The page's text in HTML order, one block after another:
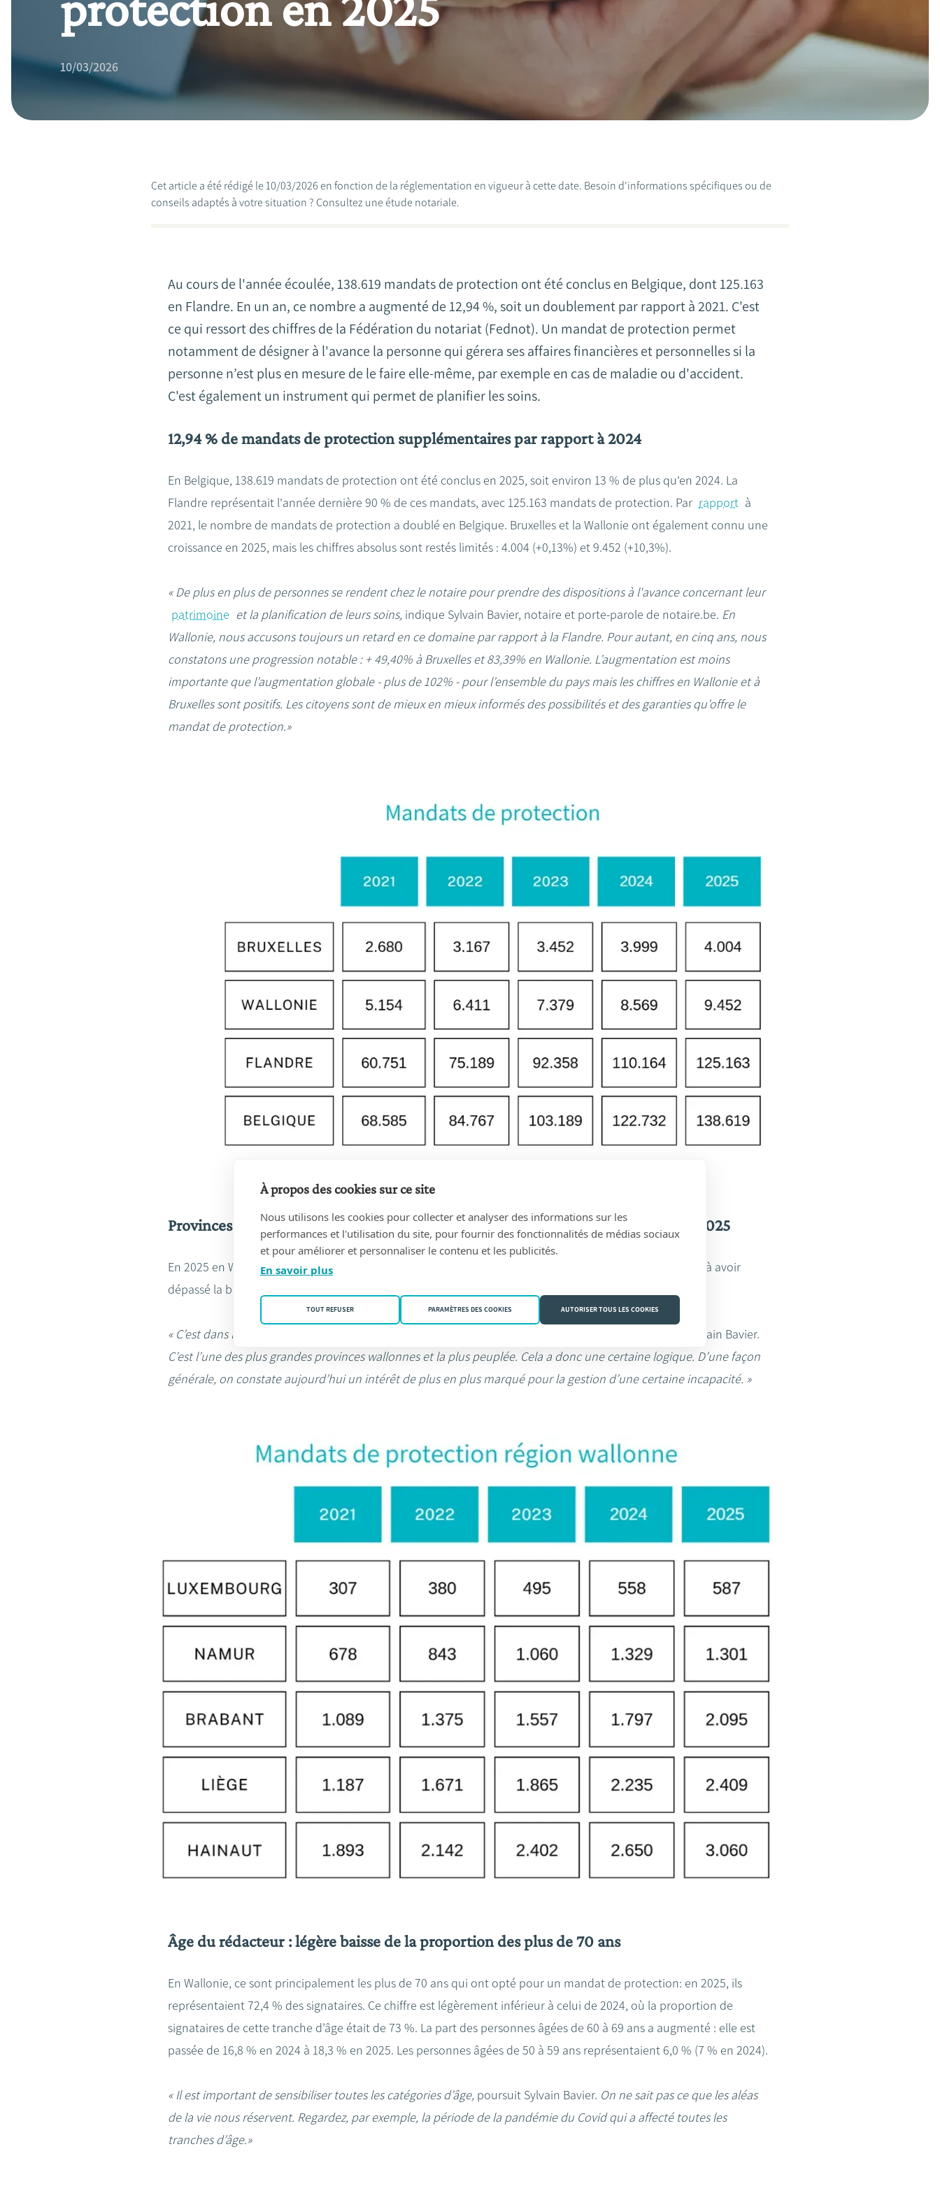
10/03/2026
Cet article a été rédigé le 10/03/2026 en fonction de la réglementation en vigueur à cette date. Besoin d'informations spécifiques ou de
conseils adaptés à votre situation ? Consultez une étude notariale.
Au cours de l'année écoulée, 138.619 mandats de protection ont été conclus en Belgique, dont 125.163
en Flandre. En un an, ce nombre a augmenté de 12,94 %, soit un doublement par rapport à 2021. C'est
ce qui ressort des chiffres de la Fédération du notariat (Fednot). Un mandat de protection permet
notamment de désigner à l'avance la personne qui gérera ses affaires financières et personnelles si la
personne n’est plus en mesure de le faire elle-même, par exemple en cas de maladie ou d'accident.
C'est également un instrument qui permet de planifier les soins.
12,94 % de mandats de protection supplémentaires par rapport à 2024
En Belgique, 138.619 mandats de protection ont été conclus en 2025, soit environ 13 % de plus qu'en 2024. La
Flandre représentait l'année dernière 90 % de ces mandats, avec 125.163 mandats de protection. Par rapport à
2021, le nombre de mandats de protection a doublé en Belgique. Bruxelles et la Wallonie ont également connu une
croissance en 2025, mais les chiffres absolus sont restés limités : 4.004 (+0,13%) et 9.452 (+10,3%).
« De plus en plus de personnes se rendent chez le notaire pour prendre des dispositions à l'avance concernant leur
patrimoine et la planification de leurs soins, indique Sylvain Bavier, notaire et porte-parole de notaire.be. En
Wallonie, nous accusons toujours un retard en ce domaine par rapport à la Flandre. Pour autant, en cinq ans, nous
constatons une progression notable : + 49,40% à Bruxelles et 83,39% en Wallonie. L’augmentation est moins
importante que l’augmentation globale - plus de 102% - pour l’ensemble du pays mais les chiffres en Wallonie et à
Bruxelles sont positifs. Les citoyens sont de mieux en mieux informés des possibilités et des garanties qu’offre le
mandat de protection.»
Provinces wallonnes : plus de 3.000 mandats de protection dans le Hainaut en 2025
En 2025 en Wallonie, 9.452 mandats de protection ont été conclus. La province du Hainaut elle la seule à avoir
dépassé la barre des 3.000 mandats de protection.
« C’est dans le Hainaut que l’on enregistre le plus de mandats de protection chaque année,
indique Sylvain Bavier.
C’est l’une des plus grandes provinces wallonnes et la plus peuplée. Cela a donc une certaine logique. D’une façon
générale, on constate aujourd’hui un intérêt de plus en plus marqué pour la gestion d’une certaine incapacité. »
Âge du rédacteur : légère baisse de la proportion des plus de 70 ans
En Wallonie, ce sont principalement les plus de 70 ans qui ont opté pour un mandat de protection: en 2025, ils
représentaient 72,4 % des signataires. Ce chiffre est légèrement inférieur à celui de 2024, où la proportion de
signataires de cette tranche d’âge était de 73 %. La part des personnes âgées de 60 à 69 ans a augmenté : elle est
passée de 16,8 % en 2024 à 18,3 % en 2025. Les personnes âgées de 50 à 59 ans représentaient 6,0 % (7 % en 2024).
« Il est important de sensibiliser toutes les catégories d’âge, poursuit Sylvain Bavier. On ne sait pas ce que les aléas
de la vie nous réservent. Regardez, par exemple, la période de la pandémie du Covid qui a affecté toutes les
tranches d’âge.»
À propos des cookies sur ce site
Nous utilisons les cookies pour collecter et analyser des informations sur les
performances et l'utilisation du site, pour fournir des fonctionnalités de médias sociaux
et pour améliorer et personnaliser le contenu et les publicités.
En savoir plus
TOUT REFUSER PARAMÈTRES DES COOKIES AUTORISER TOUS LES COOKIES